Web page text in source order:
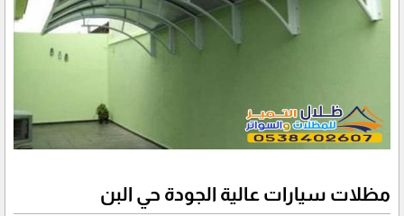
مظلات سيارات عالية الجودة حي البن